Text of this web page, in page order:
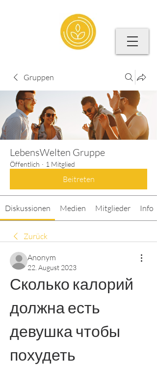
Gruppen
LebensWelten Gruppe
Öffentlich · 1 Mitglied
Beitreten
Diskussionen Medien Mitglieder Info
Zurück
Anonym
22. August 2023
Сколько калорий
должна есть
девушка чтобы
похудеть